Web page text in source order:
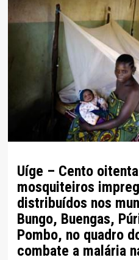
Uíge – Cento
mosquiteiros
distribuídos nos
Bungo, Buengas,
Pombo, no quadro
combate a malária